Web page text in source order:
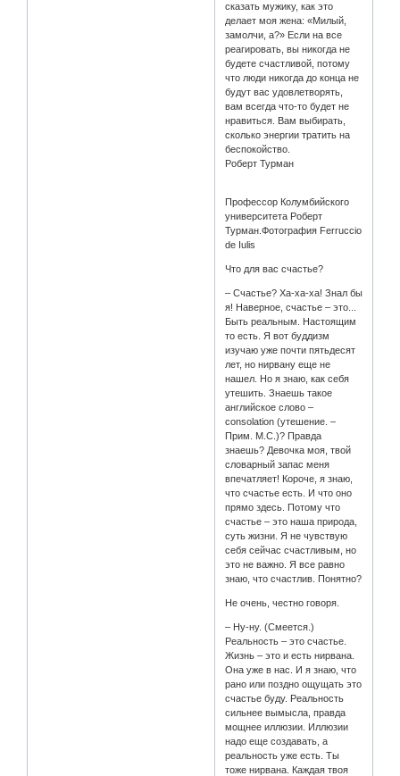
сказать мужику, как это
делает моя жена: «Милый,
замолчи, а?» Если на все
реагировать, вы никогда не
будете счастливой, потому
что люди никогда до конца не
будут вас удовлетворять,
вам всегда что-то будет не
нравиться. Вам выбирать,
сколько энергии тратить на
беспокойство.
Роберт Турман
Профессор Колумбийского
университета Роберт
Турман.Фотография Ferruccio
de Iulis
Что для вас счастье?
– Счастье? Ха-ха-ха! Знал бы
я! Наверное, счастье – это...
Быть реальным. Настоящим
то есть. Я вот буддизм
изучаю уже почти пятьдесят
лет, но нирвану еще не
нашел. Но я знаю, как себя
утешить. Знаешь такое
английское слово –
consolation (утешение. –
Прим. М.С.)? Правда
знаешь? Девочка моя, твой
словарный запас меня
впечатляет! Короче, я знаю,
что счастье есть. И что оно
прямо здесь. Потому что
счастье – это наша природа,
суть жизни. Я не чувствую
себя сейчас счастливым, но
это не важно. Я все равно
знаю, что счастлив. Понятно?
Не очень, честно говоря.
– Ну-ну. (Смеется.)
Реальность – это счастье.
Жизнь – это и есть нирвана.
Она уже в нас. И я знаю, что
рано или поздно ощущать это
счастье буду. Реальность
сильнее вымысла, правда
мощнее иллюзии. Иллюзии
надо еще создавать, а
реальность уже есть. Ты
тоже нирвана. Каждая твоя